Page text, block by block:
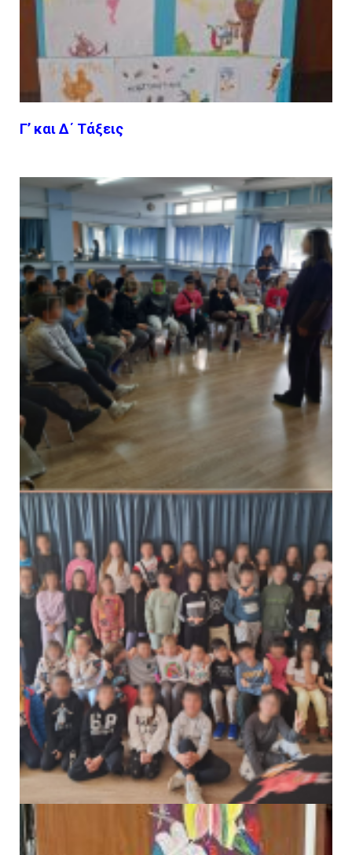
Γ’ και Δ΄ Τάξεις